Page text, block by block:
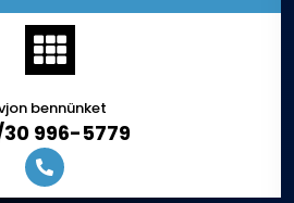
bennünket
996-5779